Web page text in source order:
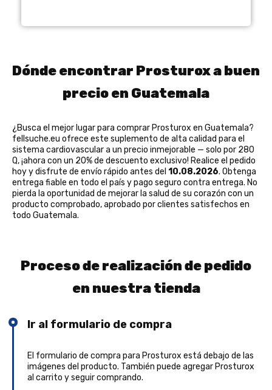
Dónde encontrar Prosturox a buen
precio en Guatemala
¿Busca el mejor lugar para comprar Prosturox en Guatemala?
fellsuche.eu ofrece este suplemento de alta calidad para el
sistema cardiovascular a un precio inmejorable — solo por 280
Q, ¡ahora con un 20% de descuento exclusivo! Realice el pedido
hoy y disfrute de envío rápido antes del 10.08.2026. Obtenga
entrega fiable en todo el país y pago seguro contra entrega. No
pierda la oportunidad de mejorar la salud de su corazón con un
producto comprobado, aprobado por clientes satisfechos en
todo Guatemala.
Proceso de realización de pedido
en nuestra tienda
Ir al formulario de compra
El formulario de compra para Prosturox está debajo de las
imágenes del producto. También puede agregar Prosturox
al carrito y seguir comprando.